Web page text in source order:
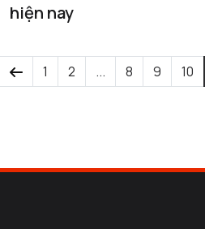
hiện nay
1 2 ... 8 9 10